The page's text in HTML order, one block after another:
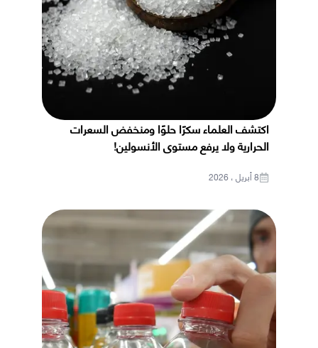
اكتشف العلماء سكرًا حلوًا ومنخفض السعرات
الحرارية ولا يرفع مستوى الأنسولين!
8 أبريل ، 2026